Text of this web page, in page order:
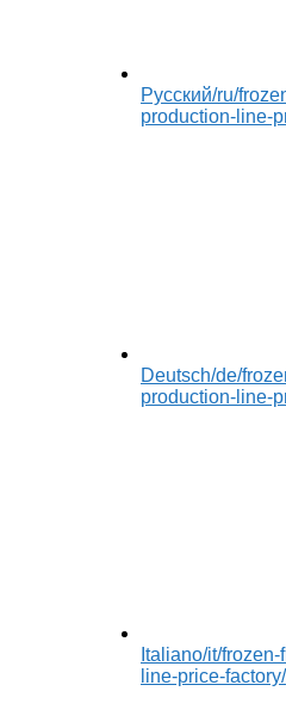
Русский/ru/
production-line-
Deutsch/de/
production-line-
Italiano/it/frozen-
line-price-factory/